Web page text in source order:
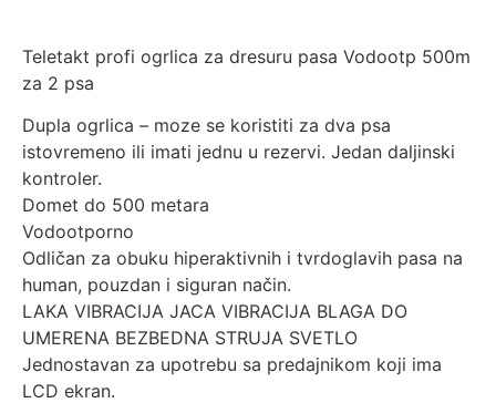
Teletakt profi ogrlica za dresuru pasa Vodootp 500m
za 2 psa
Dupla ogrlica – moze se koristiti za dva psa
istovremeno ili imati jednu u rezervi. Jedan daljinski
kontroler.
Domet do 500 metara
Vodootporno
Odličan za obuku hiperaktivnih i tvrdoglavih pasa na
human, pouzdan i siguran način.
LAKA VIBRACIJA JACA VIBRACIJA BLAGA DO
UMERENA BEZBEDNA STRUJA SVETLO
Jednostavan za upotrebu sa predajnikom koji ima
LCD ekran.